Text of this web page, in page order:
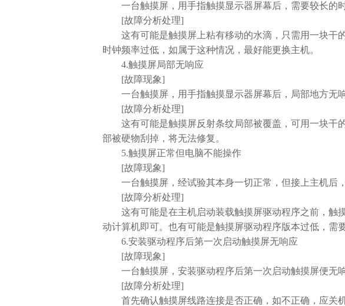
一台触摸屏，用手指触摸显示器屏幕后，需要较长的时
[故障分析处理]
这有可能是触摸屏上粘有移动的水滴，只需用一块干
时钟频率过低，如属于这种情况，最好能更换主机。
4.触摸屏局部无响应
[故障现象]
一台触摸屏，用手指触摸显示器屏幕后，局部地方无响
[故障分析处理]
这有可能是触摸屏反射条纹局部被覆盖，可用一块干
部被硬物刮掉，将无法修复。
5.触摸屏正常但电脑不能操作
[故障现象]
一台触摸屏，经试验其本身一切正常，但接上主机后，
[故障分析处理]
这有可能是在主机启动装载触摸屏驱动程序之前，触
动计算机即可。也有可能是触摸屏驱动程序版本过低，需
6.安装驱动程序后第一次启动触摸屏无响应
[故障现象]
一台触摸屏，安装驱动程序后第一次启动触摸屏便无响
[故障分析处理]
首先确认触摸屏线路连接是否正确，如不正确，应关